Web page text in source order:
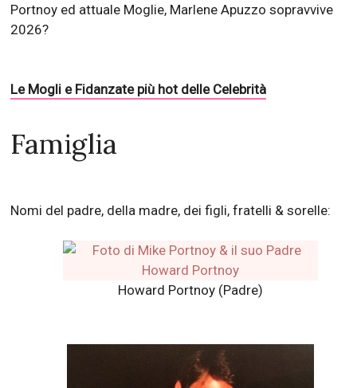
Portnoy ed attuale Moglie, Marlene Apuzzo sopravvive
2026?
Le Mogli e Fidanzate più hot delle Celebrità
Famiglia
Nomi del padre, della madre, dei figli, fratelli & sorelle:
Howard Portnoy (Padre)